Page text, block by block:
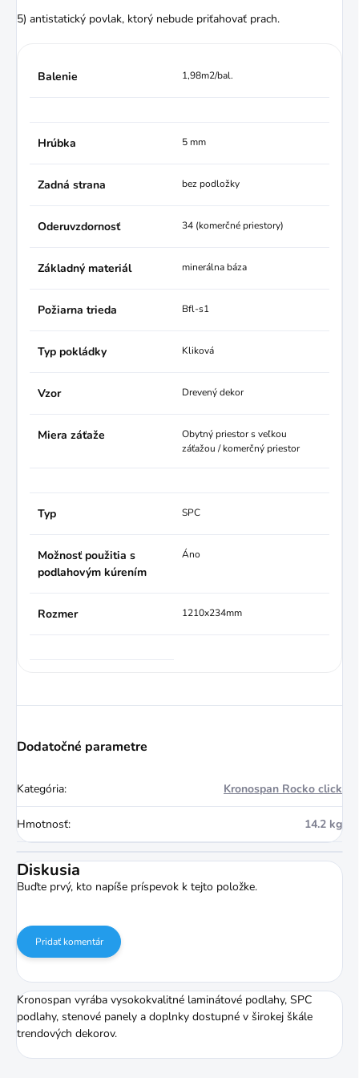
5) antistatický povlak, ktorý nebude priťahovať prach.
Balenie 1,98m2/bal.
Hrúbka 5 mm
Zadná strana bez podložky
Oderuvzdornosť 34 (komerčné priestory)
Základný materiál minerálna báza
Požiarna trieda Bfl-s1
Typ pokládky Kliková
Vzor Drevený dekor
Miera záťaže
Obytný priestor s veľkou
záťažou / komerčný priestor
Typ SPC
Možnosť použitia s
podlahovým kúrením
Áno
Rozmer 1210x234mm
Dodatočné parametre
Kategória: Kronospan Rocko click
Hmotnosť: 14.2 kg
Diskusia
Buďte prvý, kto napíše príspevok k tejto položke.
Pridať komentár
Kronospan vyrába vysokokvalitné laminátové podlahy, SPC
podlahy, stenové panely a doplnky dostupné v širokej škále
trendových dekorov.